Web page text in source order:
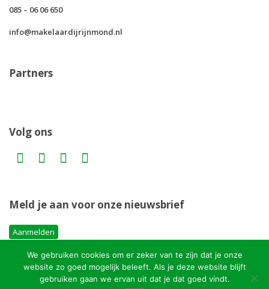
085 – 06 06 650
info@makelaardijrijnmond.nl
Partners
Volg ons
Meld je aan voor onze nieuwsbrief
Aanmelden
Copyright MakelaardijRijnmond.nl
We gebruiken cookies om er zeker van te zijn dat je onze
website zo goed mogelijk beleeft. Als je deze website blijft
gebruiken gaan we ervan uit dat je dat goed vindt.